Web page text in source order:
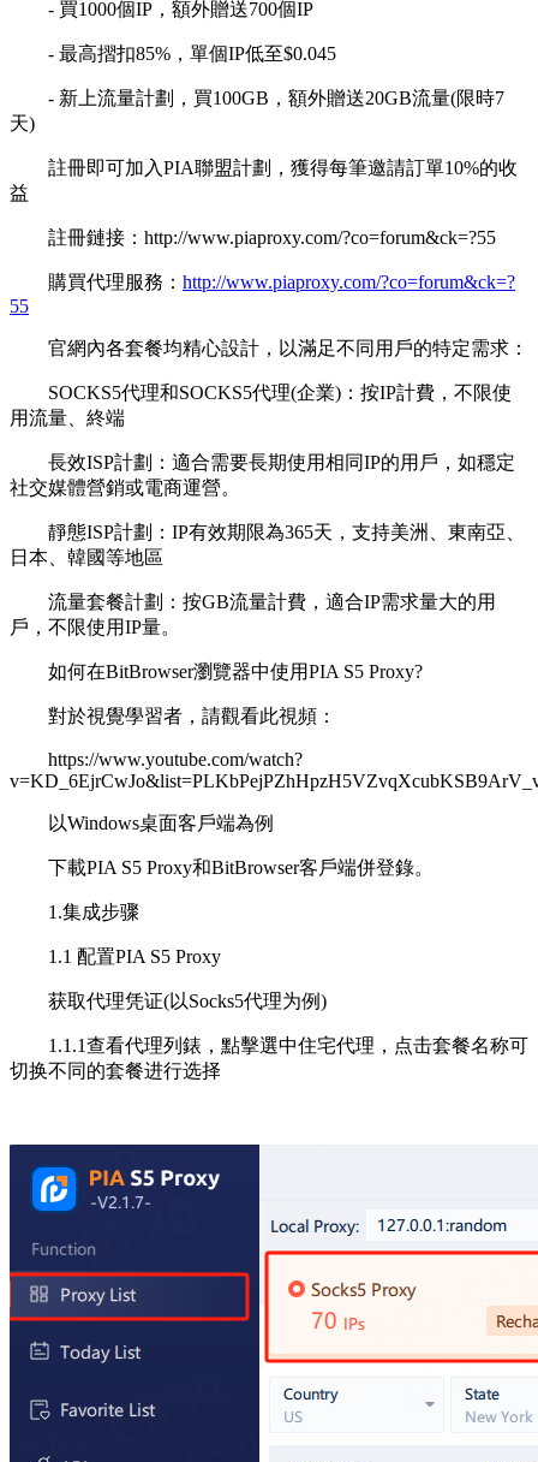
- 買1000個IP，額外贈送700個IP
- 最高摺扣85%，單個IP低至$0.045
- 新上流量計劃，買100GB，額外贈送20GB流量(限時7
天)
註冊即可加入PIA聯盟計劃，獲得每筆邀請訂單10%的收
益
註冊鏈接：http://www.piaproxy.com/?co=forum&ck=?55
購買代理服務： http://www.piaproxy.com/?co=forum&ck=?
55
官網內各套餐均精心設計，以滿足不同用戶的特定需求：
SOCKS5代理和SOCKS5代理(企業)：按IP計費，不限使
用流量、終端
長效ISP計劃：適合需要長期使用相同IP的用戶，如穩定
社交媒體營銷或電商運營。
靜態ISP計劃：IP有效期限為365天，支持美洲、東南亞、
日本、韓國等地區
流量套餐計劃：按GB流量計費，適合IP需求量大的用
戶，不限使用IP量。
如何在BitBrowser瀏覽器中使用PIA S5 Proxy?
對於視覺學習者，請觀看此視頻：
https://www.youtube.com/watch?
以Windows桌面客戶端為例
下載PIA S5 Proxy和BitBrowser客戶端併登錄。
1.集成步骤
1.1 配置PIA S5 Proxy
获取代理凭证(以Socks5代理为例)
1.1.1查看代理列錶，點擊選中住宅代理，点击套餐名称可
切换不同的套餐进行选择